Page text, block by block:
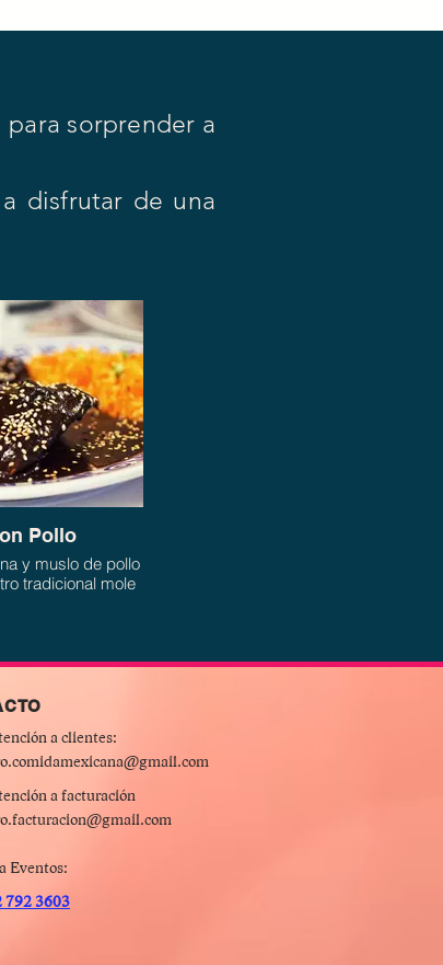
cualquier platillo.
sorprender a
disfrutar de una
Pollo
y muslo de pollo
tradicional mole
a clientes:
a facturación
Eventos:
3603